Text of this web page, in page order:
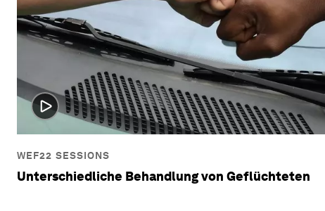
WEF22 SESSIONS
Unterschiedliche Behandlung von Geflüchteten